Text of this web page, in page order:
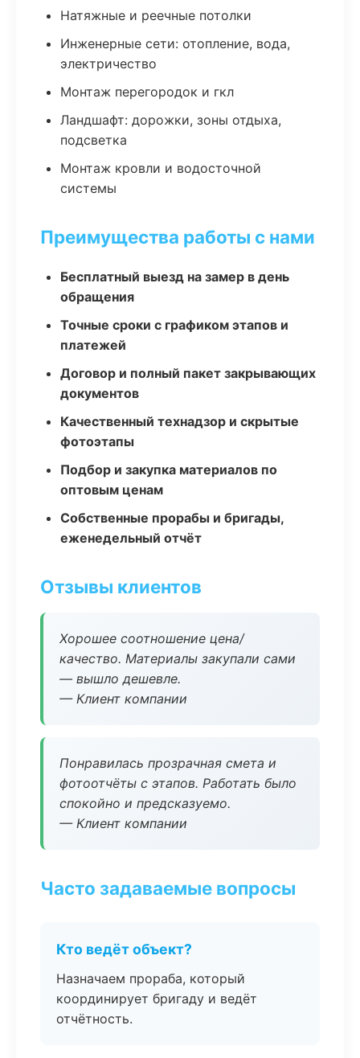
Натяжные и реечные потолки
Инженерные сети: отопление, вода,
электричество
Монтаж перегородок и гкл
Ландшафт: дорожки, зоны отдыха,
подсветка
Монтаж кровли и водосточной
системы
Преимущества работы с нами
Бесплатный выезд на замер в день
обращения
Точные сроки с графиком этапов и
платежей
Договор и полный пакет закрывающих
документов
Качественный технадзор и скрытые
фотоэтапы
Подбор и закупка материалов по
оптовым ценам
Собственные прорабы и бригады,
еженедельный отчёт
Отзывы клиентов
Хорошее соотношение цена/
качество. Материалы закупали сами
— вышло дешевле.
— Клиент компании
Понравилась прозрачная смета и
фотоотчёты с этапов. Работать было
спокойно и предсказуемо.
— Клиент компании
Часто задаваемые вопросы
Кто ведёт объект?
Назначаем прораба, который
координирует бригаду и ведёт
отчётность.